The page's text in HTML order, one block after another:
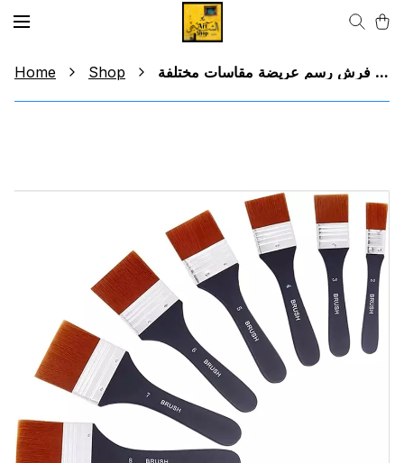
Home Shop فرش رسم عريضة مقاسات مختلفة Large Drawing Brushes Different Sizes